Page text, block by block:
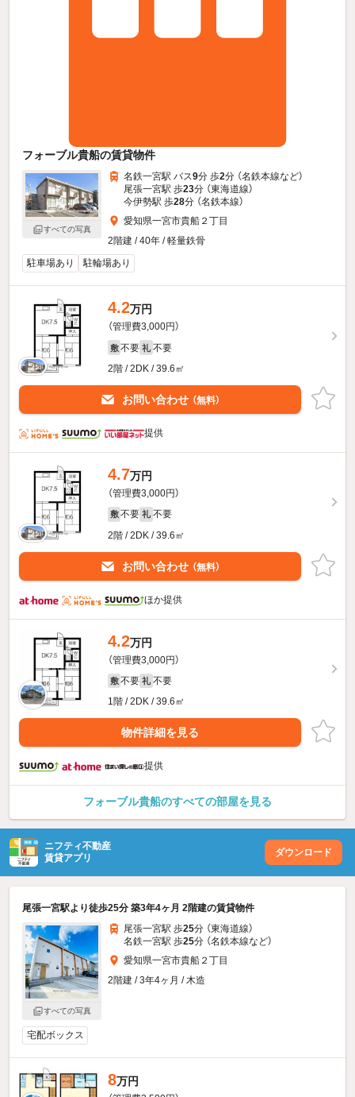
フォーブル貴船の賃貸物件
すべての写真
名鉄一宮駅 バス9分 歩2分 （名鉄本線など）
尾張一宮駅 歩23分 （東海道線）
今伊勢駅 歩28分 （名鉄本線）
愛知県一宮市貴船２丁目
2階建 / 40年 / 軽量鉄骨
駐車場あり
駐輪場あり
4.2万円
（管理費3,000円）
敷 不要 礼 不要
2階 / 2DK / 39.6㎡
お問い合わせ （無料）
提供
4.7万円
（管理費3,000円）
敷 不要 礼 不要
2階 / 2DK / 39.6㎡
お問い合わせ （無料）
ほか提供
4.2万円
（管理費3,000円）
敷 不要 礼 不要
1階 / 2DK / 39.6㎡
物件詳細を見る
提供
フォーブル貴船のすべての部屋を見る
ニフティ不動産
賃貸アプリ
ダウンロード
尾張一宮駅より徒歩25分 築3年4ヶ月 2階建の賃貸物件
すべての写真
尾張一宮駅 歩25分 （東海道線）
名鉄一宮駅 歩25分 （名鉄本線など）
愛知県一宮市貴船２丁目
2階建 / 3年4ヶ月 / 木造
宅配ボックス
8万円